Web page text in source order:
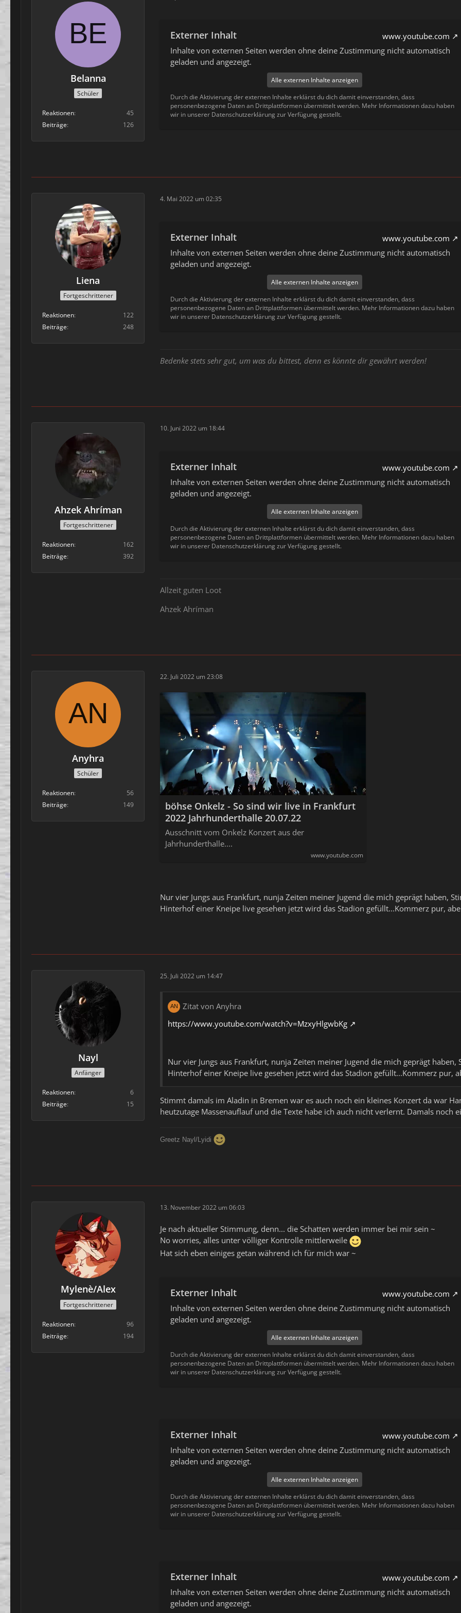
Belanna
Schüler
Reaktionen
45
Beiträge
126
Externer Inhalt
www.youtube.com
Inhalte von externen Seiten werden ohne deine Zustimmung nicht automatisch
geladen und angezeigt.
Alle externen Inhalte anzeigen
Durch die Aktivierung der externen Inhalte erklärst du dich damit einverstanden, dass
personenbezogene Daten an Drittplattformen übermittelt werden. Mehr Informationen dazu haben
wir in unserer Datenschutzerklärung zur Verfügung gestellt.
Liena
Fortgeschrittener
Reaktionen
122
Beiträge
248
4. Mai 2022 um 02:35
Externer Inhalt
www.youtube.com
Inhalte von externen Seiten werden ohne deine Zustimmung nicht automatisch
geladen und angezeigt.
Alle externen Inhalte anzeigen
Durch die Aktivierung der externen Inhalte erklärst du dich damit einverstanden, dass
personenbezogene Daten an Drittplattformen übermittelt werden. Mehr Informationen dazu haben
wir in unserer Datenschutzerklärung zur Verfügung gestellt.
Bedenke stets sehr gut, um was du bittest, denn es könnte dir gewährt werden!
Ahzek Ahríman
Fortgeschrittener
Reaktionen
162
Beiträge
392
10. Juni 2022 um 18:44
Externer Inhalt
www.youtube.com
Inhalte von externen Seiten werden ohne deine Zustimmung nicht automatisch
geladen und angezeigt.
Alle externen Inhalte anzeigen
Durch die Aktivierung der externen Inhalte erklärst du dich damit einverstanden, dass
personenbezogene Daten an Drittplattformen übermittelt werden. Mehr Informationen dazu haben
wir in unserer Datenschutzerklärung zur Verfügung gestellt.
Allzeit guten Loot
Ahzek Ahríman
Anyhra
Schüler
Reaktionen
56
Beiträge
149
22. Juli 2022 um 23:08
böhse Onkelz - So sind wir live in Frankfurt
2022 Jahrhunderthalle 20.07.22
Ausschnitt vom Onkelz Konzert aus der
Jahrhunderthalle....
www.youtube.com
Nur vier Jungs aus Frankfurt, nunja Zeiten meiner Jugend die mich geprägt haben,
Hinterhof einer Kneipe live gesehen jetzt wird das Stadion gefüllt...Kommerz pur,
Nayl
Anfänger
Reaktionen
6
Beiträge
15
25. Juli 2022 um 14:47
Zitat von Anyhra
https://www.youtube.com/watch?v=MzxyHlgwbKg
Nur vier Jungs aus Frankfurt, nunja Zeiten meiner Jugend die mich geprägt
Hinterhof einer Kneipe live gesehen jetzt wird das Stadion gefüllt...Kommerz pur,
Stimmt damals im Aladin in Bremen war es auch noch ein kleines Konzert da war
heutzutage Massenauflauf und die Texte habe ich auch nicht verlernt. Damals noch
Greetz Nayl/Lyidi
Mylenè/Alex
Fortgeschrittener
Reaktionen
96
Beiträge
194
13. November 2022 um 06:03
Je nach aktueller Stimmung, denn... die Schatten werden immer bei mir sein ~
No worries, alles unter völliger Kontrolle mittlerweile
Hat sich eben einiges getan während ich für mich war ~
Externer Inhalt
www.youtube.com
Inhalte von externen Seiten werden ohne deine Zustimmung nicht automatisch
geladen und angezeigt.
Alle externen Inhalte anzeigen
Durch die Aktivierung der externen Inhalte erklärst du dich damit einverstanden, dass
personenbezogene Daten an Drittplattformen übermittelt werden. Mehr Informationen dazu haben
wir in unserer Datenschutzerklärung zur Verfügung gestellt.
Externer Inhalt
www.youtube.com
Inhalte von externen Seiten werden ohne deine Zustimmung nicht automatisch
geladen und angezeigt.
Alle externen Inhalte anzeigen
Durch die Aktivierung der externen Inhalte erklärst du dich damit einverstanden, dass
personenbezogene Daten an Drittplattformen übermittelt werden. Mehr Informationen dazu haben
wir in unserer Datenschutzerklärung zur Verfügung gestellt.
Externer Inhalt
www.youtube.com
Inhalte von externen Seiten werden ohne deine Zustimmung nicht automatisch
geladen und angezeigt.